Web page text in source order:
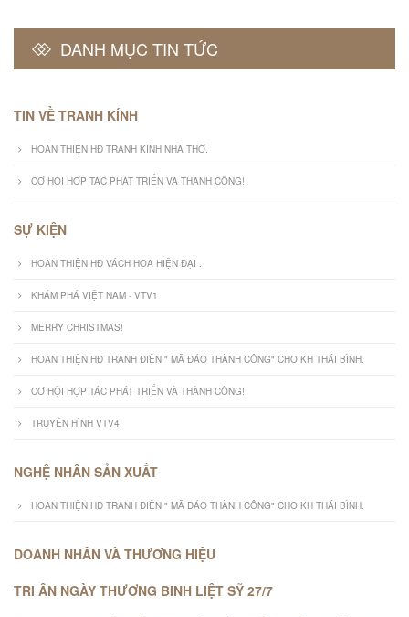
DANH MỤC TIN TỨC
TIN VỀ TRANH KÍNH
HOÀN THIỆN HĐ TRANH KÍNH NHÀ THỜ.
CƠ HỘI HỢP TÁC PHÁT TRIỂN VÀ THÀNH CÔNG!
SỰ KIỆN
HOÀN THIỆN HĐ VÁCH HOA HIỆN ĐẠI .
KHÁM PHÁ VIỆT NAM - VTV1
MERRY CHRISTMAS!
HOÀN THIỆN HĐ TRANH ĐIỆN " MÃ ĐÁO THÀNH CÔNG" CHO KH THÁI BÌNH.
CƠ HỘI HỢP TÁC PHÁT TRIỂN VÀ THÀNH CÔNG!
TRUYỀN HÌNH VTV4
NGHỆ NHÂN SẢN XUẤT
HOÀN THIỆN HĐ TRANH ĐIỆN " MÃ ĐÁO THÀNH CÔNG" CHO KH THÁI BÌNH.
DOANH NHÂN VÀ THƯƠNG HIỆU
TRI ÂN NGÀY THƯƠNG BINH LIỆT SỸ 27/7